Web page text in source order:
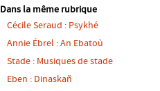
Dans la même rubrique
Cécile Seraud : Psykhé
Annie Ébrel : An Ebatoù
Stade : Musiques de stade
Eben : Dinaskañ